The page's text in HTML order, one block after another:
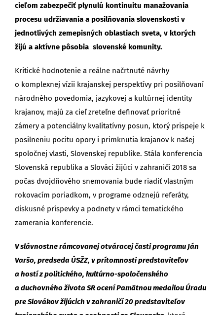
cieľom zabezpečiť plynulú kontinuitu manažovania
procesu udržiavania a posilňovania slovenskosti v
jednotlivých zemepisných oblastiach sveta, v ktorých
žijú a aktívne pôsobia slovenské komunity.
Kritické hodnotenie a reálne načrtnuté návrhy
o komplexnej vízii krajanskej perspektívy pri posilňovaní
národného povedomia, jazykovej a kultúrnej identity
krajanov, majú za cieľ zreteľne definovať prioritné
zámery a potenciálny kvalitatívny posun, ktorý prispeje k
posilneniu pocitu opory i primknutia krajanov k našej
spoločnej vlasti, Slovenskej republike. Stála konferencia
Slovenská republika a Slováci žijúci v zahraničí 2018 sa
počas dvojdňového snemovania bude riadiť vlastným
rokovacím poriadkom, v programe odznejú referáty,
diskusné príspevky a podnety v rámci tematického
zamerania konferencie.
V slávnostne rámcovanej otváracej časti programu Ján
Varšo, predseda ÚSŽZ, v prítomnosti predstaviteľov
a hostí z politického, kultúrno-spoločenského
a duchovného života SR ocení Pamätnou medailou Úradu
pre Slovákov žijúcich v zahraničí 20 predstaviteľov